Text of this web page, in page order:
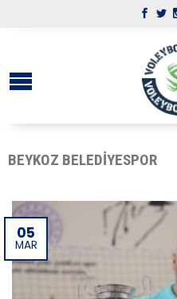
BEYKOZ BELEDIYESPOR
05
MAR